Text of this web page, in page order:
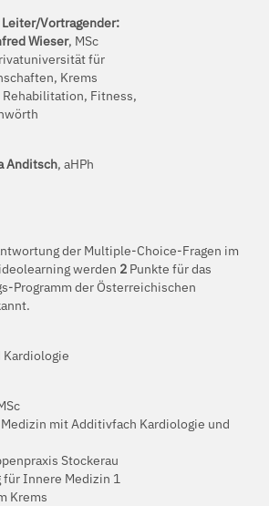
Vortragender:
Wieser, MSc
für
Krems
Fitness,
Anditsch, aHPh
der Multiple-Choice-Fragen im
werden 2 Punkte für das
Programm der Österreichischen
mit Additivfach Kardiologie und
Stockerau
Innere Medizin 1
Krems